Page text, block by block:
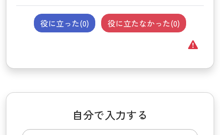
役に立った(0) 役に立たなかった(0)
自分で入力する